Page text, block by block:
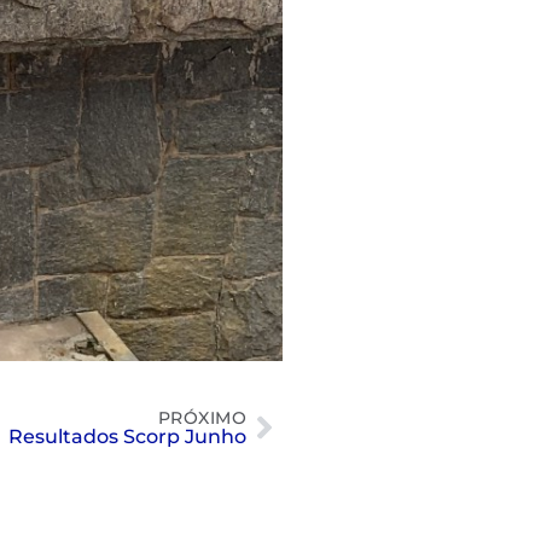
PRÓXIMO
Resultados Scorp Junho